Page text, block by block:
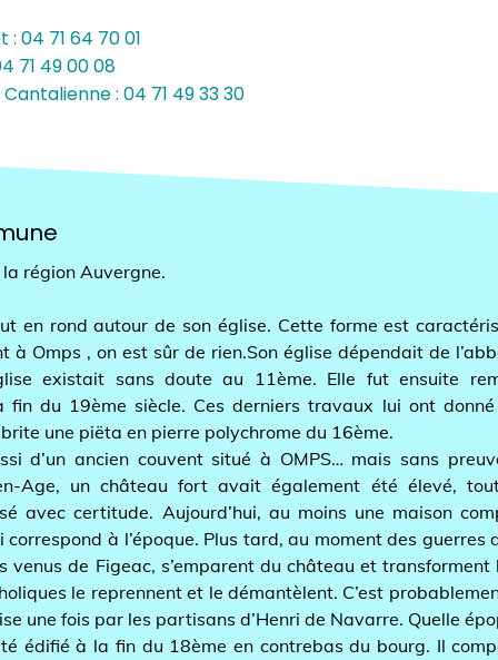
64 70 01
00 08
71 49 33 30
Auvergne.
autour de son église. Cette forme est
, on est sûr de rien.Son église dépendait de l’abbaye
sans doute au 11ème. Elle fut ensuite
19ème siècle. Ces derniers travaux lui ont donné sa
piëta en pierre polychrome du 16ème.
ancien couvent situé à OMPS… mais sans preuve et
un château fort avait également été élevé,
certitude. Aujourd’hui, au moins une maison
à l’époque. Plus tard, au moment des guerres de
de Figeac, s’emparent du château et transforment
le reprennent et le démantèlent. C’est probablement la
fois par les partisans d’Henri de Navarre. Quelle épopée!
à la fin du 18ème en contrebas du bourg. Il comporte